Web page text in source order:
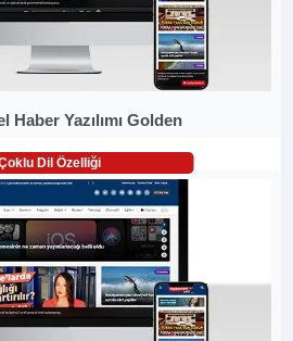
Haber Yazılımı Golden
Dil Özelliği